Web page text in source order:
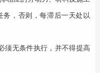
务，否则，每滞后一天处以
须无条件执行，并不得提高